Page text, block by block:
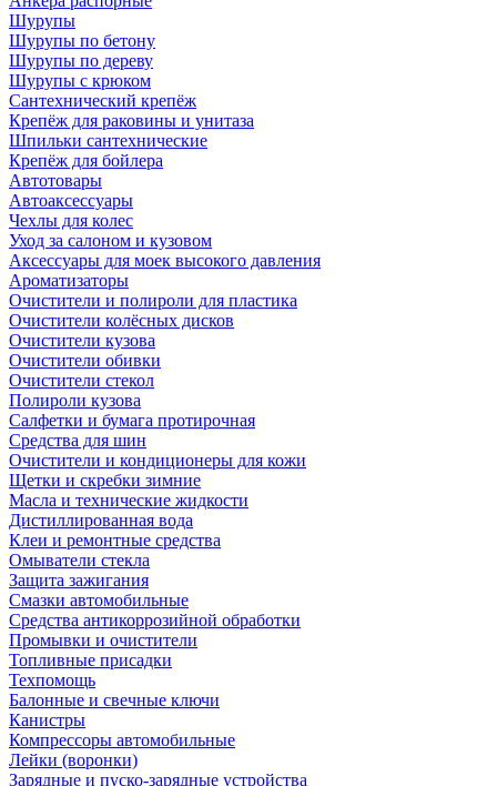
Шурупы
Шурупы по бетону
Шурупы по дереву
Шурупы с крюком
Сантехнический крепёж
Крепёж для раковины и унитаза
Шпильки сантехнические
Крепёж для бойлера
Автотовары
Автоаксессуары
Чехлы для колес
Уход за салоном и кузовом
Аксессуары для моек высокого давления
Ароматизаторы
Очистители и полироли для пластика
Очистители колёсных дисков
Очистители кузова
Очистители обивки
Очистители стекол
Полироли кузова
Салфетки и бумага протирочная
Средства для шин
Очистители и кондиционеры для кожи
Щетки и скребки зимние
Масла и технические жидкости
Дистиллированная вода
Клеи и ремонтные средства
Омыватели стекла
Защита зажигания
Смазки автомобильные
Средства антикоррозийной обработки
Промывки и очистители
Топливные присадки
Техпомощь
Балонные и свечные ключи
Канистры
Компрессоры автомобильные
Лейки (воронки)
Зарядные и пуско-зарядные устройства